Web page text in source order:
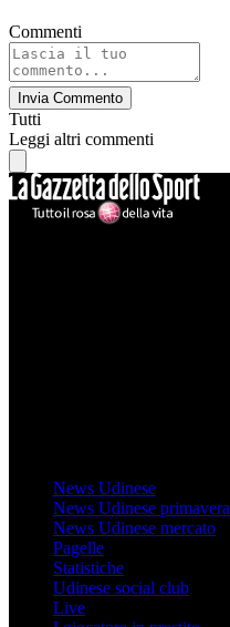
Commenti
Invia Commento
Tutti
Leggi altri commenti
News Udinese
News Udinese primavera
News Udinese mercato
Pagelle
Statistiche
Udinese social club
Live